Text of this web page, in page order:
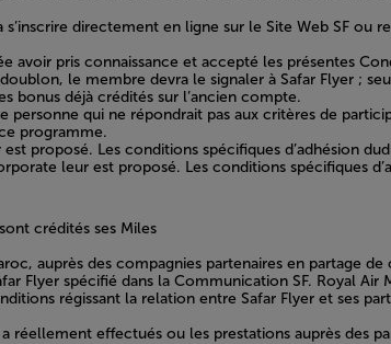
directement en ligne sur le Site Web SF ou
avoir pris connaissance et accepté les présentes
le membre devra le signaler à Safar Flyer ;
bonus déjà crédités sur l’ancien compte.
personne qui ne répondrait pas aux critères de
programme.
proposé. Les conditions spécifiques d’adhésion
leur est proposé. Les conditions spécifiques
crédités ses Miles
auprès des compagnies partenaires en partage
Flyer spécifié dans la Communication SF. Royal
régissant la relation entre Safar Flyer et ses
réellement effectués ou les prestations auprès des